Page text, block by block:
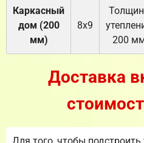
Каркасный
дом (200
мм)
8х9
200
Доставка